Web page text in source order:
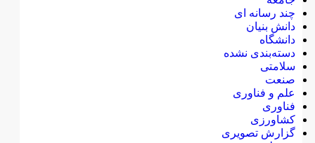
چند رسانه ای
دانش بنیان
دانشگاه
دسته‌بندی نشده
سلامتی
صنعت
علم و فناوری
فناوری
کشاورزی
گزارش تصویری